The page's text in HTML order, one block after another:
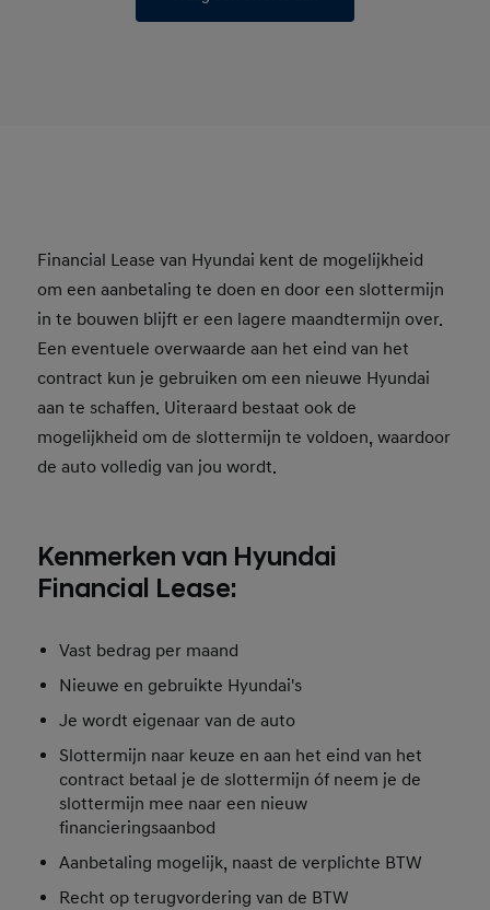
Financial Lease van Hyundai kent de mogelijkheid
om een aanbetaling te doen en door een slottermijn
in te bouwen blijft er een lagere maandtermijn over.
Een eventuele overwaarde aan het eind van het
contract kun je gebruiken om een nieuwe Hyundai
aan te schaffen. Uiteraard bestaat ook de
mogelijkheid om de slottermijn te voldoen, waardoor
de auto volledig van jou wordt.
Kenmerken van Hyundai
Financial Lease:
Vast bedrag per maand
Nieuwe en gebruikte Hyundai's
Je wordt eigenaar van de auto
Slottermijn naar keuze en aan het eind van het
contract betaal je de slottermijn óf neem je de
slottermijn mee naar een nieuw
financieringsaanbod
Aanbetaling mogelijk, naast de verplichte BTW
Recht op terugvordering van de BTW